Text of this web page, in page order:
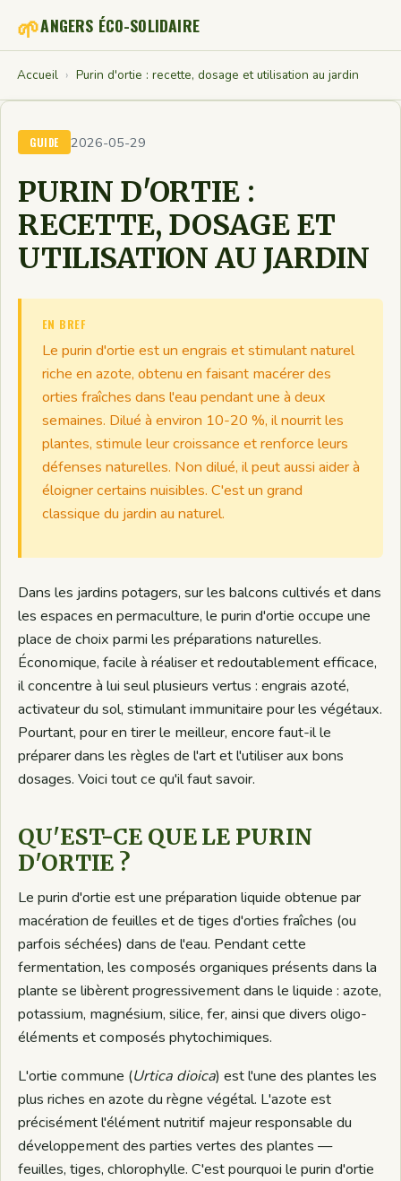
🌱ANGERS ÉCO-SOLIDAIRE
Accueil › Purin d'ortie : recette, dosage et utilisation au jardin
GUIDE 2026-05-29
PURIN D'ORTIE :
RECETTE, DOSAGE ET
UTILISATION AU JARDIN
EN BREF
Le purin d'ortie est un engrais et stimulant naturel
riche en azote, obtenu en faisant macérer des
orties fraîches dans l'eau pendant une à deux
semaines. Dilué à environ 10-20 %, il nourrit les
plantes, stimule leur croissance et renforce leurs
défenses naturelles. Non dilué, il peut aussi aider à
éloigner certains nuisibles. C'est un grand
classique du jardin au naturel.
Dans les jardins potagers, sur les balcons cultivés et dans
les espaces en permaculture, le purin d'ortie occupe une
place de choix parmi les préparations naturelles.
Économique, facile à réaliser et redoutablement efficace,
il concentre à lui seul plusieurs vertus : engrais azoté,
activateur du sol, stimulant immunitaire pour les végétaux.
Pourtant, pour en tirer le meilleur, encore faut-il le
préparer dans les règles de l'art et l'utiliser aux bons
dosages. Voici tout ce qu'il faut savoir.
QU'EST-CE QUE LE PURIN
D'ORTIE ?
Le purin d'ortie est une préparation liquide obtenue par
macération de feuilles et de tiges d'orties fraîches (ou
parfois séchées) dans de l'eau. Pendant cette
fermentation, les composés organiques présents dans la
plante se libèrent progressivement dans le liquide : azote,
potassium, magnésium, silice, fer, ainsi que divers oligo-
éléments et composés phytochimiques.
L'ortie commune (Urtica dioica) est l'une des plantes les
plus riches en azote du règne végétal. L'azote est
précisément l'élément nutritif majeur responsable du
développement des parties vertes des plantes —
feuilles, tiges, chlorophylle. C'est pourquoi le purin d'ortie